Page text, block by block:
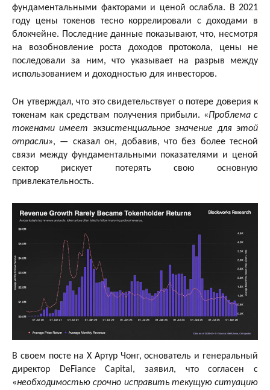
фундаментальными факторами и ценой ослабла. В 2021
году цены токенов тесно коррелировали с доходами в
блокчейне. Последние данные показывают, что, несмотря
на возобновление роста доходов протокола, цены не
последовали за ним, что указывает на разрыв между
использованием и доходностью для инвесторов.
Он утверждал, что это свидетельствует о потере доверия к
токенам как средствам получения прибыли. «Проблема с
токенами имеет экзистенциальное значение для этой
отрасли», — сказал он, добавив, что без более тесной
связи между фундаментальными показателями и ценой
сектор рискует потерять свою основную
привлекательность.
В своем посте на X Артур Чонг, основатель и генеральный
директор DeFiance Capital, заявил, что согласен с
«необходимостью срочно исправить текущую ситуацию